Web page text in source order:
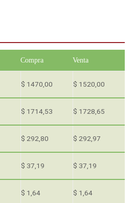
Compra Venta
$ 1470,00 $ 1520,00
$ 1714,53 $ 1728,65
$ 292,80 $ 292,97
$ 37,19 $ 37,19
$ 1,64 $ 1,64